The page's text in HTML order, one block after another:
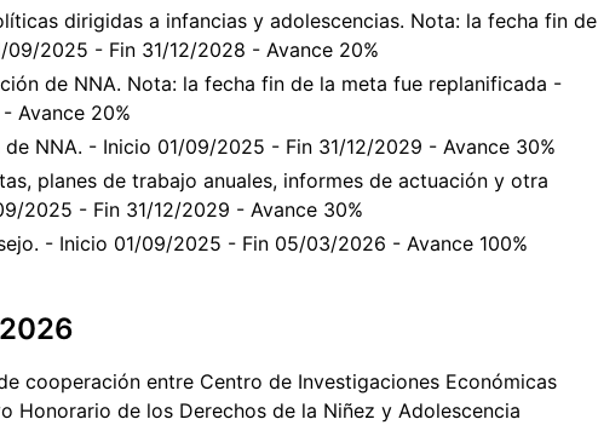
dirigidas a infancias y adolescencias. Nota: la fecha fin de
2025 - Fin 31/12/2028 - Avance 20%
de NNA. Nota: la fecha fin de la meta fue replanificada -
Avance 20%
NNA. - Inicio 01/09/2025 - Fin 31/12/2029 - Avance 30%
planes de trabajo anuales, informes de actuación y otra
2025 - Fin 31/12/2029 - Avance 30%
- Inicio 01/09/2025 - Fin 05/03/2026 - Avance 100%
cooperación entre Centro de Investigaciones Económicas
Honorario de los Derechos de la Niñez y Adolescencia